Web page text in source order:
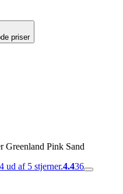
priser
Greenland Pink Sand
ud af 5 stjerner.4.436